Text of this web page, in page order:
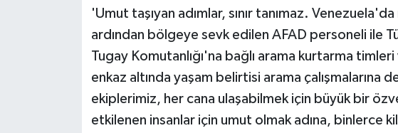
'Umut taşıyan adımlar, sınır tanımaz.
ardından bölgeye sevk edilen AFAD personeli ile
Tugay Komutanlığı'na bağlı arama kurtarma
enkaz altında yaşam belirtisi arama çalışmalarına
ekiplerimiz, her cana ulaşabilmek için büyük bir
etkilenen insanlar için umut olmak adına, binlerce